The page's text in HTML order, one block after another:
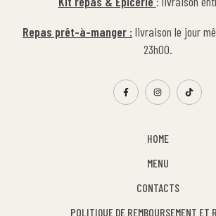
HOME
MENU
CONTACTS
POLITIQUE DE REMBOURSEMENT ET
Repas prêt-à-manger : livraison le jour
23h00.